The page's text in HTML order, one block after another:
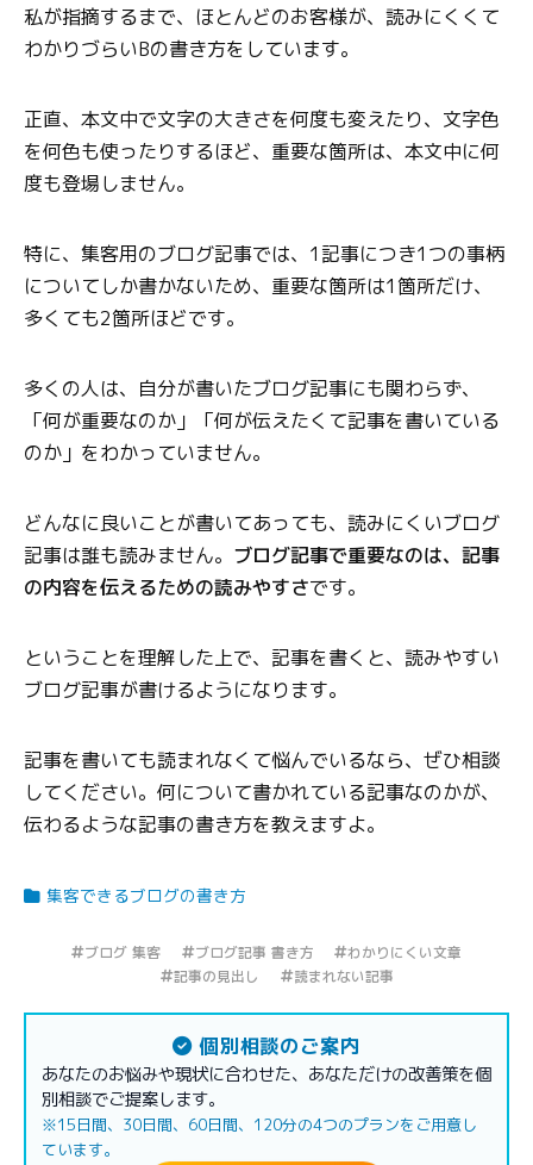
私が指摘するまで、ほとんどのお客様が、読みにくくて
わかりづらいBの書き方をしています。
正直、本文中で文字の大きさを何度も変えたり、文字色
を何色も使ったりするほど、重要な箇所は、本文中に何
度も登場しません。
特に、集客用のブログ記事では、1記事につき1つの事柄
についてしか書かないため、重要な箇所は1箇所だけ、
多くても2箇所ほどです。
多くの人は、自分が書いたブログ記事にも関わらず、
「何が重要なのか」「何が伝えたくて記事を書いている
のか」をわかっていません。
どんなに良いことが書いてあっても、読みにくいブログ
記事は誰も読みません。 ブログ記事で重要なのは、記事
の内容を伝えるための読みやすさです。
ということを理解した上で、記事を書くと、読みやすい
ブログ記事が書けるようになります。
記事を書いても読まれなくて悩んでいるなら、ぜひ相談
してください。何について書かれている記事なのかが、
伝わるような記事の書き方を教えますよ。
集客できるブログの書き方
ブログ 集客 ブログ記事 書き方
わかりにくい文章
記事の見出し
読まれない記事
個別相談のご案内
あなたのお悩みや現状に合わせた、あなただけの改善策を個
別相談でご提案します。
※15日間、30日間、60日間、120分の4つのプランをご用意し
ています。